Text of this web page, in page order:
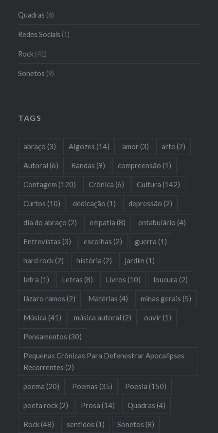
Quadras (6)
Redes Sociais (1)
Rock (41)
Sonetos (9)
TAGS
abraço (3) Algozes (14) amor(3) arte (2)
Autoral (6) Bandas (9) compreensão (1)
Contagem (120) Crônica (6) Cultura (142)
Curtos (10) dedicação (1) depressão (2)
dia do abraço (2) empatia (8) entabulário (4)
Entrevistas (3) escolhas (2) guerra (1)
hard rock(2) história (2) jardim (1)
letra (1) Letras (8) Livros (10) loucura (2)
lázaro ramos (2) Matérias (4) minas gerais (5)
Música (41) música autoral (2) ouvir(1)
Pensamentos (30)
Pequenas Crônicas Para Defenestrar Apocalipses
Recorrentes (2)
poema (20) Poemas (35) Poesia (150)
poeta rock(2) Prosa (14) Quadras (4)
Rock(48) sentidos (1) Sonetos (8)